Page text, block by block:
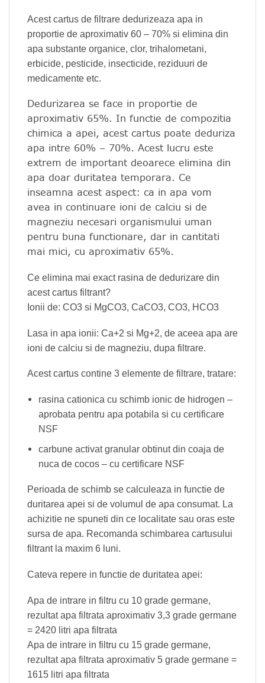
Acest cartus de filtrare dedurizeaza apa in
proportie de aproximativ 60 – 70% si elimina din
apa substante organice, clor, trihalometani,
erbicide, pesticide, insecticide, reziduuri de
medicamente etc.
Dedurizarea se face in proportie de
aproximativ 65%. In functie de compozitia
chimica a apei, acest cartus poate deduriza
apa intre 60% – 70%. Acest lucru este
extrem de important deoarece elimina din
apa doar duritatea temporara. Ce
inseamna acest aspect: ca in apa vom
avea in continuare ioni de calciu si de
magneziu necesari organismului uman
pentru buna functionare, dar in cantitati
mai mici, cu aproximativ 65%.
Ce elimina mai exact rasina de dedurizare din
acest cartus filtrant?
Ionii de: CO3 si MgCO3, CaCO3, CO3, HCO3
Lasa in apa ionii: Ca+2 si Mg+2, de aceea apa are
ioni de calciu si de magneziu, dupa filtrare.
Acest cartus contine 3 elemente de filtrare, tratare:
rasina cationica cu schimb ionic de hidrogen –
aprobata pentru apa potabila si cu certificare
NSF
carbune activat granular obtinut din coaja de
nuca de cocos – cu certificare NSF
Perioada de schimb se calculeaza in functie de
duritarea apei si de volumul de apa consumat. La
achizitie ne spuneti din ce localitate sau oras este
sursa de apa. Recomanda schimbarea cartusului
filtrant la maxim 6 luni.
Cateva repere in functie de duritatea apei:
Apa de intrare in filtru cu 10 grade germane,
rezultat apa filtrata aproximativ 3,3 grade germane
= 2420 litri apa filtrata
Apa de intrare in filtru cu 15 grade germane,
rezultat apa filtrata aproximativ 5 grade germane =
1615 litri apa filtrata